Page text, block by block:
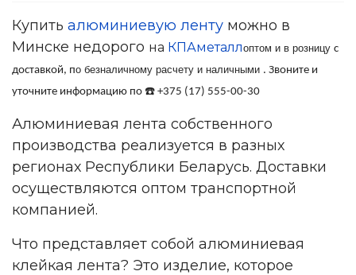
Купить алюминиевую ленту можно в
Минске недорого на КПАметаллоптом и в розницу с
доставкой, по безналичному расчету и наличными . Звоните и
уточните информацию по ☎ ️ +375 (17) 555-00-30
Алюминиевая лента собственного
производства реализуется в разных
регионах Республики Беларусь. Доставки
осуществляются оптом транспортной
компанией.
Что представляет собой алюминиевая
клейкая лента? Это изделие, которое